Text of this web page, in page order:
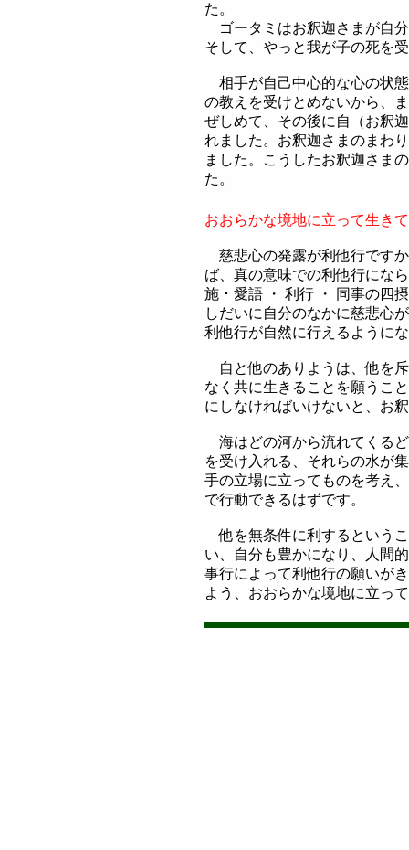
た。
ゴータミはお釈迦さまが自
そして、やっと我が子の死を
相手が自己中心的な心の状
の教えを受けとめないから、
ぜしめて、その後に自（お釈
れました。お釈迦さまのまわ
ました。こうしたお釈迦さま
た。
おおらかな境地に立って生き
慈悲心の発露が利他行です
ば、真の意味での利他行にな
施 ･ 愛語 ・ 利行 ・ 同事の四
しだいに自分のなかに慈悲心
利他行が自然に行えるように
自と他のありようは、他を
なく共に生きることを願うこ
にしなければいけないと、お
海はどの河から流れてくる
を受け入れる、それらの水が
手の立場に立ってものを考え
で行動できるはずです。
他を無条件に利するという
い、自分も豊かになり、人間
事行によって利他行の願いが
よう、おおらかな境地に立っ